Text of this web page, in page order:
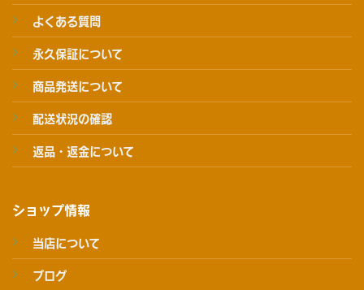
よくある質問
永久保証について
商品発送について
配送状況の確認
返品・返金について
ショップ情報
当店について
ブログ